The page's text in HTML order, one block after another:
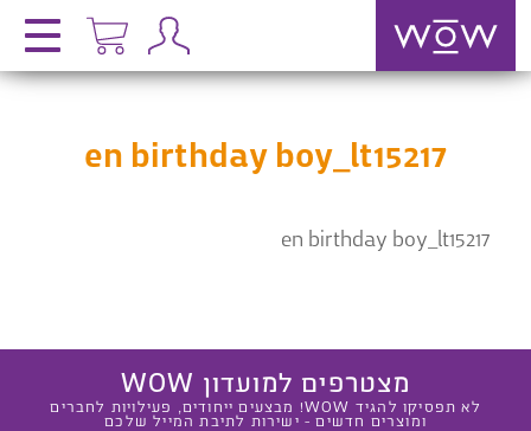
en birthday boy_lt15217
en birthday boy_lt15217
מצטרפים למועדון WOW
לא תפסיקו להגיד WOW! מבצעים ייחודים, פעילויות לחברים
ומוצרים חדשים - ישירות לתיבת המייל שלכם